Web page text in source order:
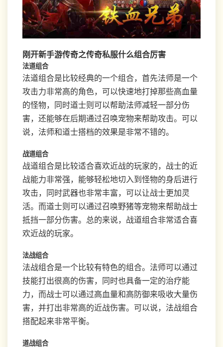
刚开新手游传奇之传奇私服什么组合厉害
法道组合
法道组合是比较经典的一个组合，首先法师是一个
攻击力非常高的角色，可以快速地打掉那些高血量
的怪物，同时道士则可以帮助法师减轻一部分伤
害，还能够在后期通过召唤宠物来帮助攻击。可以
说，法师和道士搭档的效果是非常不错的。
战道组合
战道组合是比较适合喜欢近战的玩家的，战士的近
战能力非常强，能够轻松地切入到怪物的身后进行
攻击，同时武器也非常丰富，可以让战士更加灵
活。而道士则可以通过召唤野猪等宠物来帮助战士
抵挡一部分伤害。总的来说，战道组合非常适合喜
欢近战的玩家。
法战组合
法战组合是一个比较有特色的组合。法师可以通过
技能打出很高的伤害，同时也具备一定的治疗能
力，而战士可以通过高血量和高防御来吸收大量伤
害，并打出非常高的近战伤害。可以说，法战组合
搭配起来非常平衡。
道战组合